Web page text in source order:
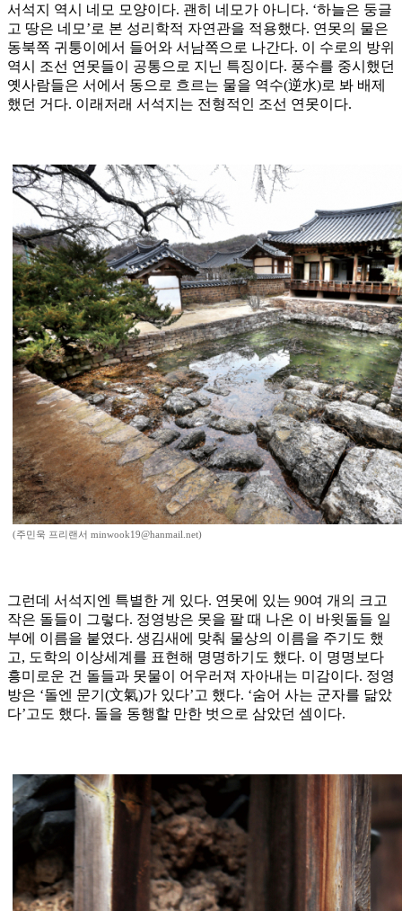
서석지 역시 네모 모양이다. 괜히 네모가 아니다. ‘하늘은 둥글
고 땅은 네모’로 본 성리학적 자연관을 적용했다. 연못의 물은
동북쪽 귀퉁이에서 들어와 서남쪽으로 나간다. 이 수로의 방위
역시 조선 연못들이 공통으로 지닌 특징이다. 풍수를 중시했던
옛사람들은 서에서 동으로 흐르는 물을 역수(逆水)로 봐 배제
했던 거다. 이래저래 서석지는 전형적인 조선 연못이다.
(주민욱 프리랜서 minwook19@hanmail.net)
그런데 서석지엔 특별한 게 있다. 연못에 있는 90여 개의 크고
작은 돌들이 그렇다. 정영방은 못을 팔 때 나온 이 바윗돌들 일
부에 이름을 붙였다. 생김새에 맞춰 물상의 이름을 주기도 했
고, 도학의 이상세계를 표현해 명명하기도 했다. 이 명명보다
흥미로운 건 돌들과 못물이 어우러져 자아내는 미감이다. 정영
방은 ‘돌엔 문기(文氣)가 있다’고 했다. ‘숨어 사는 군자를 닮았
다’고도 했다. 돌을 동행할 만한 벗으로 삼았던 셈이다.